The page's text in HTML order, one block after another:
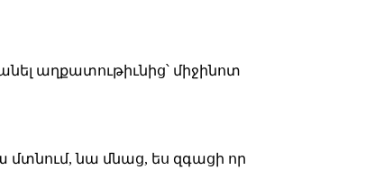
աղքատութիւնից՝ միջինոտ
մտնում, նա մնաց, ես զգացի որ